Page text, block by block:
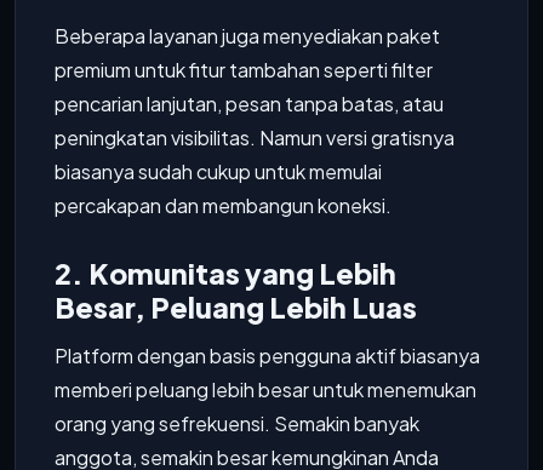
Beberapa layanan juga menyediakan paket
premium untuk fitur tambahan seperti filter
pencarian lanjutan, pesan tanpa batas, atau
peningkatan visibilitas. Namun versi gratisnya
biasanya sudah cukup untuk memulai
percakapan dan membangun koneksi.
2. Komunitas yang Lebih
Besar, Peluang Lebih Luas
Platform dengan basis pengguna aktif biasanya
memberi peluang lebih besar untuk menemukan
orang yang sefrekuensi. Semakin banyak
anggota, semakin besar kemungkinan Anda